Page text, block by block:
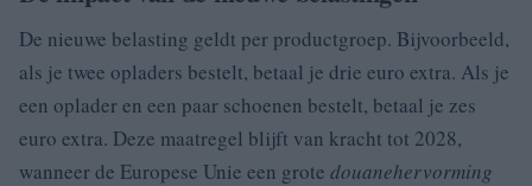
De nieuwe belasting geldt per productgroep. Bijvoorbeeld,
als je twee opladers bestelt, betaal je drie euro extra. Als je
een oplader en een paar schoenen bestelt, betaal je zes
euro extra. Deze maatregel blijft van kracht tot 2028,
wanneer de Europese Unie een grote douanehervorming